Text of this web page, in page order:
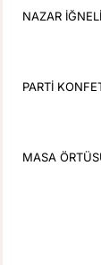
NAZAR
PARTİ
MASA